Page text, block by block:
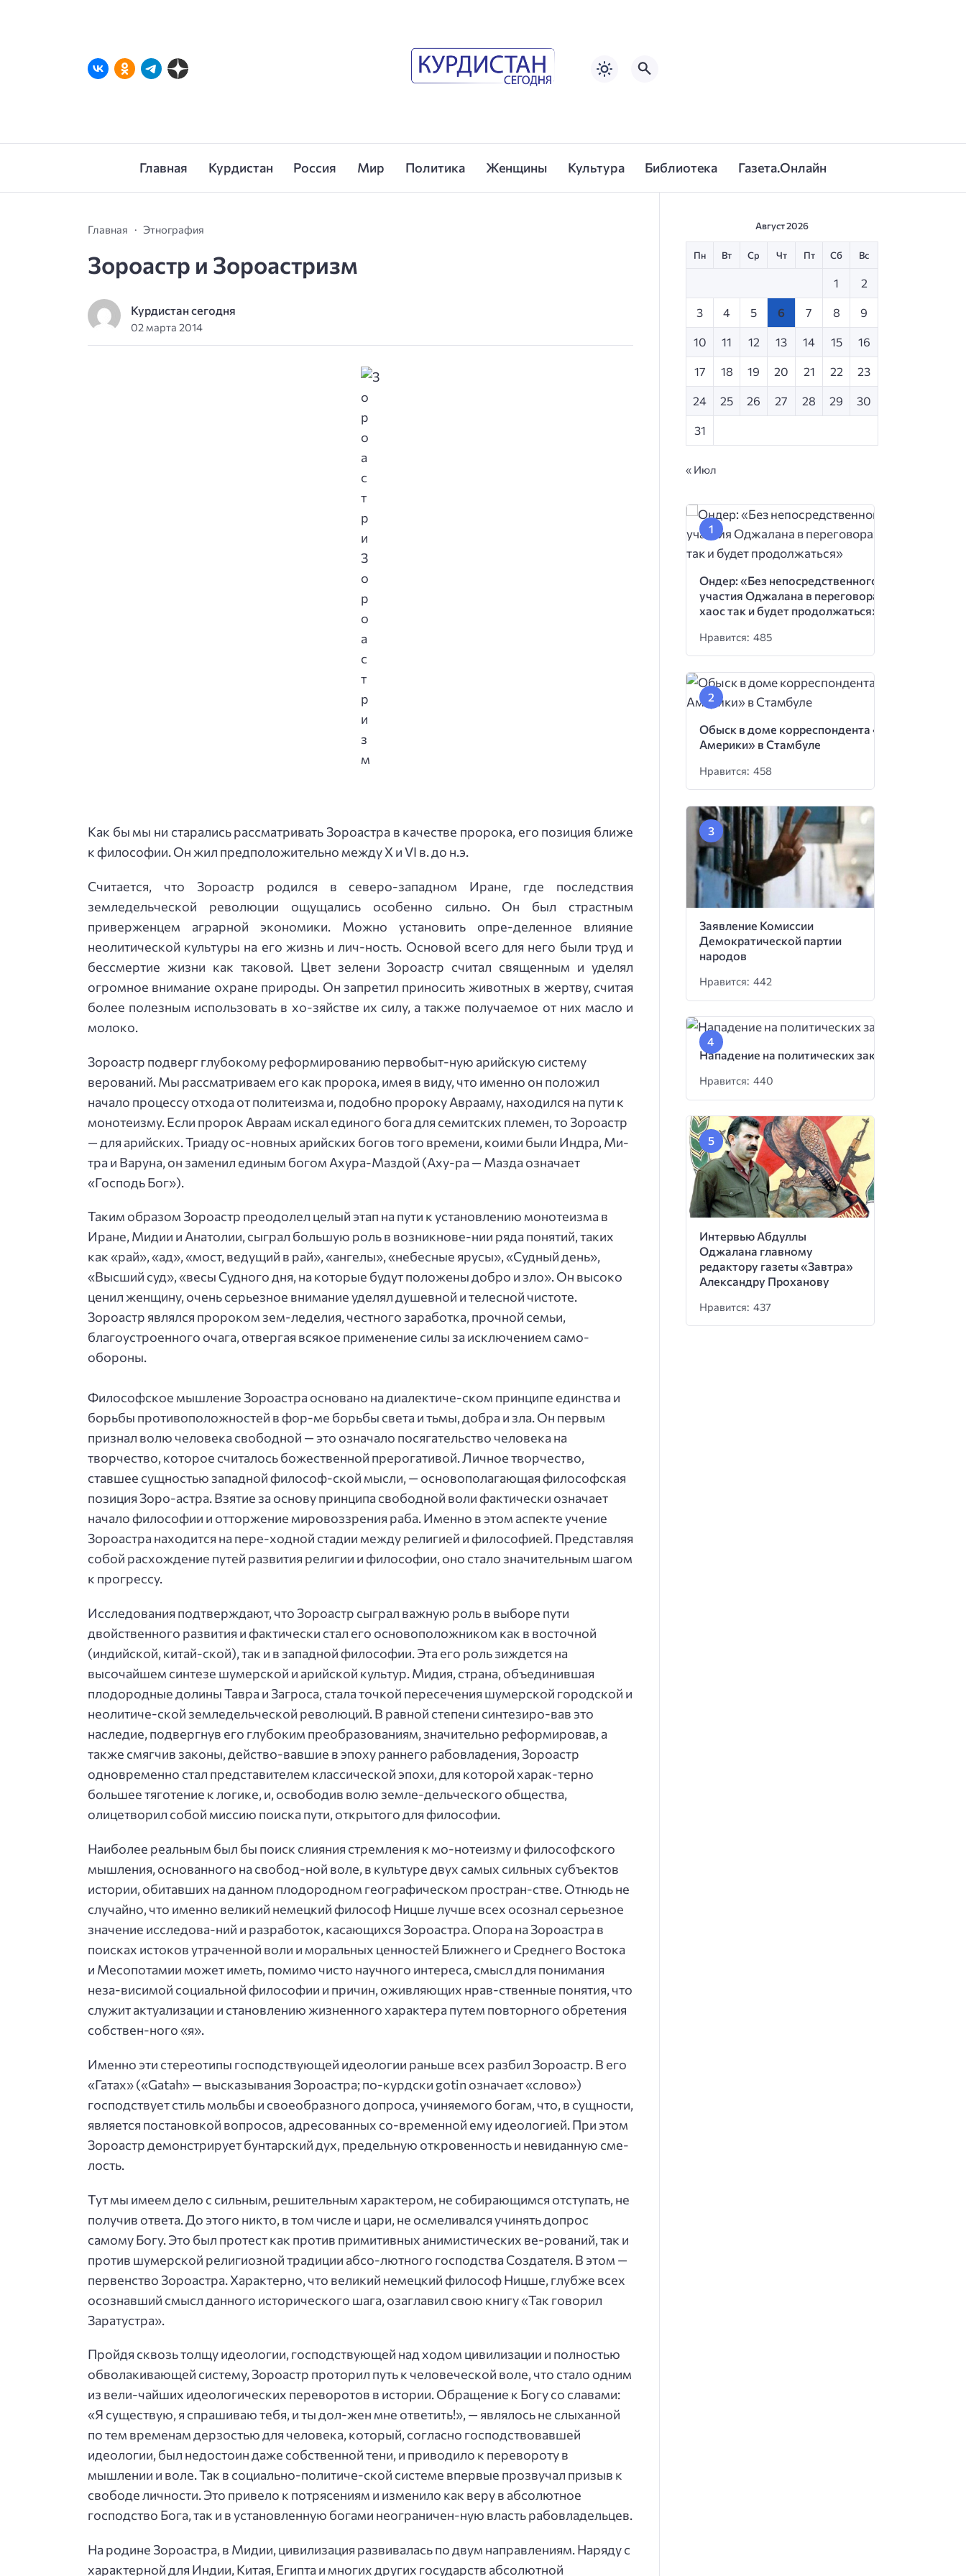
Главная Курдистан Россия Мир Политика Женщины Культура Библиотека Газета.Онлайн
Главная Этнография
Зороастр и Зороастризм
Курдистан сегодня
02 марта 2014
Как бы мы ни старались рассматривать Зороастра в качестве пророка, его позиция ближе
к философии. Он жил предположительно между X и VI в. до н.э.
Считается, что Зороастр родился в северо-западном Иране, где последствия
земледельческой революции ощущались особенно сильно. Он был страстным
приверженцем аграрной экономики. Можно установить опре-деленное влияние
неолитической культуры на его жизнь и лич-ность. Основой всего для него были труд и
бессмертие жизни как таковой. Цвет зелени Зороастр считал священным и уделял
огромное внимание охране природы. Он запретил приносить животных в жертву, считая
более полезным использовать в хо-зяйстве их силу, а также получаемое от них масло и
молоко.
Зороастр подверг глубокому реформированию первобыт-ную арийскую систему
верований. Мы рассматриваем его как пророка, имея в виду, что именно он положил
начало процессу отхода от политеизма и, подобно пророку Аврааму, находился на пути к
монотеизму. Если пророк Авраам искал единого бога для семитских племен, то Зороастр
— для арийских. Триаду ос-новных арийских богов того времени, коими были Индра, Ми-
тра и Варуна, он заменил единым богом Ахура-Маздой (Аху-ра — Мазда означает
«Господь Бог»).
Таким образом Зороастр преодолел целый этап на пути к установлению монотеизма в
Иране, Мидии и Анатолии, сыграл большую роль в возникнове-нии ряда понятий, таких
как «рай», «ад», «мост, ведущий в рай», «ангелы», «небесные ярусы», «Судный день»,
«Высший суд», «весы Судного дня, на которые будут положены добро и зло». Он высоко
ценил женщину, очень серьезное внимание уделял душевной и телесной чистоте.
Зороастр являлся пророком зем-леделия, честного заработка, прочной семьи,
благоустроенного очага, отвергая всякое применение силы за исключением само-
обороны.
Философское мышление Зороастра основано на диалектиче-ском принципе единства и
борьбы противоположностей в фор-ме борьбы света и тьмы, добра и зла. Он первым
признал волю человека свободной — это означало посягательство человека на
творчество, которое считалось божественной прерогативой. Личное творчество,
ставшее сущностью западной философ-ской мысли, — основополагающая философская
позиция Зоро-астра. Взятие за основу принципа свободной воли фактически означает
начало философии и отторжение мировоззрения раба. Именно в этом аспекте учение
Зороастра находится на пере-ходной стадии между религией и философией. Представляя
собой расхождение путей развития религии и философии, оно стало значительным шагом
к прогрессу.
Исследования подтверждают, что Зороастр сыграл важную роль в выборе пути
двойственного развития и фактически стал его основоположником как в восточной
(индийской, китай-ской), так и в западной философии. Эта его роль зиждется на
высочайшем синтезе шумерской и арийской культур. Мидия, страна, объединившая
плодородные долины Тавра и Загроса, стала точкой пересечения шумерской городской и
неолитиче-ской земледельческой революций. В равной степени синтезиро-вав это
наследие, подвергнув его глубоким преобразованиям, значительно реформировав, а
также смягчив законы, действо-вавшие в эпоху раннего рабовладения, Зороастр
одновременно стал представителем классической эпохи, для которой харак-терно
большее тяготение к логике, и, освободив волю земле-дельческого общества,
олицетворил собой миссию поиска пути, открытого для философии.
Наиболее реальным был бы поиск слияния стремления к мо-нотеизму и философского
мышления, основанного на свобод-ной воле, в культуре двух самых сильных субъектов
истории, обитавших на данном плодородном географическом простран-стве. Отнюдь не
случайно, что именно великий немецкий философ Ницше лучше всех осознал серьезное
значение исследова-ний и разработок, касающихся Зороастра. Опора на Зороастра в
поисках истоков утраченной воли и моральных ценностей Ближнего и Среднего Востока
и Месопотамии может иметь, помимо чисто научного интереса, смысл для понимания
неза-висимой социальной философии и причин, оживляющих нрав-ственные понятия, что
служит актуализации и становлению жизненного характера путем повторного обретения
собствен-ного «я».
Именно эти стереотипы господствующей идеологии раньше всех разбил Зороастр. В его
«Гатах» («Gatah» — высказывания Зороастра; по-курдски gotin означает «слово»)
господствует стиль мольбы и своеобразного допроса, учиняемого богам, что, в сущности,
является постановкой вопросов, адресованных со-временной ему идеологией. При этом
Зороастр демонстрирует бунтарский дух, предельную откровенность и невиданную сме-
лость.
Тут мы имеем дело с сильным, решительным характером, не собирающимся отступать, не
получив ответа. До этого никто, в том числе и цари, не осмеливался учинять допрос
самому Богу. Это был протест как против примитивных анимистических ве-рований, так и
против шумерской религиозной традиции абсо-лютного господства Создателя. В этом —
первенство Зороастра. Характерно, что великий немецкий философ Ницше, глубже всех
осознавший смысл данного исторического шага, озаглавил свою книгу «Так говорил
Заратустра».
Пройдя сквозь толщу идеологии, господствующей над ходом цивилизации и полностью
обволакивающей систему, Зороастр проторил путь к человеческой воле, что стало одним
из вели-чайших идеологических переворотов в истории. Обращение к Богу со славами:
«Я существую, я спрашиваю тебя, и ты дол-жен мне ответить!», — являлось не слыханной
по тем временам дерзостью для человека, который, согласно господствовавшей
идеологии, был недостоин даже собственной тени, и приводило к перевороту в
мышлении и воле. Так в социально-политиче-ской системе впервые прозвучал призыв к
свободе личности. Это привело к потрясениям и изменило как веру в абсолютное
господство Бога, так и в установленную богами неограничен-ную власть рабовладельцев.
На родине Зороастра, в Мидии, цивилизация развивалась по двум направлениям. Наряду с
характерной для Индии, Китая, Египта и многих других государств абсолютной
Август 2026
Пн Вт Ср Чт Пт Сб Вс
1 2
3 4 5 6 7 8 9
10 11 12 13 14 15 16
17 18 19 20 21 22 23
24 25 26 27 28 29 30
31
« Июл
Ондер: «Без непосредственного
участия Оджалана в переговорах
хаос так и будет продолжаться»
Нравится: 485
Обыск в доме корреспондента «Голоса
Америки» в Стамбуле
Нравится: 458
Заявление Комиссии
Демократической партии
народов
Нравится: 442
Нападение на политических заключенных
Нравится: 440
Интервью Абдуллы
Оджалана главному
редактору газеты «Завтра»
Александру Проханову
Нравится: 437